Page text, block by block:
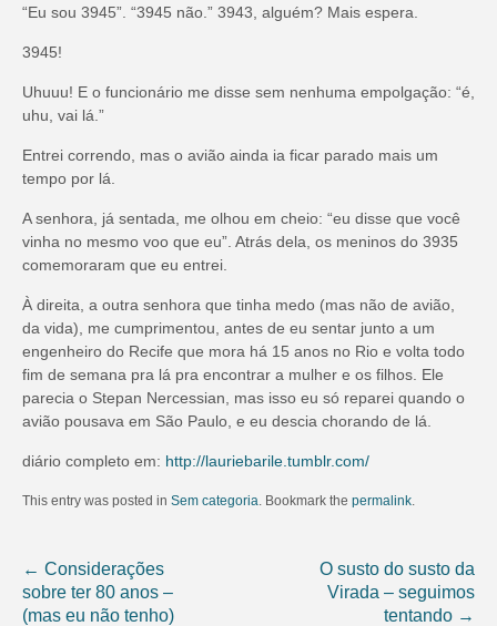
“Eu sou 3945”. “3945 não.” 3943, alguém? Mais espera.
3945!
Uhuuu! E o funcionário me disse sem nenhuma empolgação: “é,
uhu, vai lá.”
Entrei correndo, mas o avião ainda ia ficar parado mais um
tempo por lá.
A senhora, já sentada, me olhou em cheio: “eu disse que você
vinha no mesmo voo que eu”. Atrás dela, os meninos do 3935
comemoraram que eu entrei.
À direita, a outra senhora que tinha medo (mas não de avião,
da vida), me cumprimentou, antes de eu sentar junto a um
engenheiro do Recife que mora há 15 anos no Rio e volta todo
fim de semana pra lá pra encontrar a mulher e os filhos. Ele
parecia o Stepan Nercessian, mas isso eu só reparei quando o
avião pousava em São Paulo, e eu descia chorando de lá.
diário completo em: http://lauriebarile.tumblr.com/
This entry was posted in Sem categoria. Bookmark the permalink.
← Considerações
sobre ter 80 anos –
(mas eu não tenho)
O susto do susto da
Virada – seguimos
tentando →